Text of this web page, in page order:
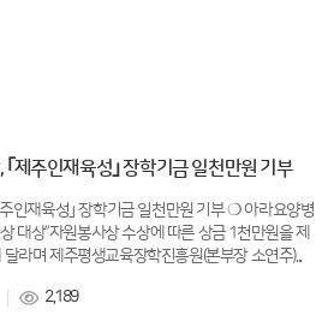
제주인재육성｣ 장학기금 일천만원 기부
성｣ 장학기금 일천만원 기부 ❍ 아라요양병
대상”자원봉사상 수상에 따른 상금 1천만원을 제
라며 제주평생교육장학진흥원(본부장 소연주)...
2,189